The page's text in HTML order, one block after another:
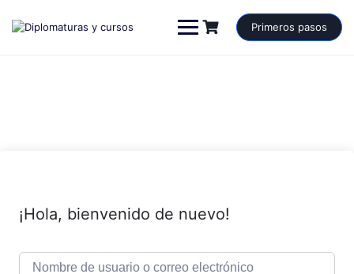
contenido
Primeros pasos
¡Hola, bienvenido de nuevo!